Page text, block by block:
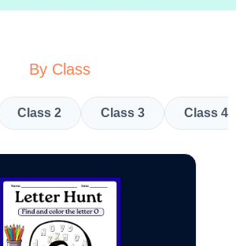
By Class
Class 2 Class 3 Class 4